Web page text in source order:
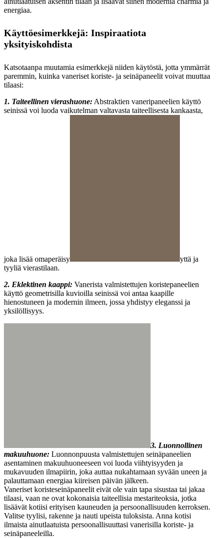
energiaa.
Käyttöesimerkkejä: Inspiraatiota
yksityiskohdista
Katsotaanpa muutamia esimerkkejä niiden käytöstä, jotta ymmärrät
paremmin, kuinka vaneriset koriste- ja seinäpaneelit voivat muuttaa
tilaasi:
1. Taiteellinen vierashuone: Abstraktien vaneripaneelien käyttö
seinissä voi luoda vaikutelman valtavasta taiteellisesta kankaasta,
joka lisää omaperäisy
yttä ja
tyyliä vierastilaan.
2. Eklektinen kaappi: Vanerista valmistettujen koristepaneelien
käyttö geometrisilla kuvioilla seinissä voi antaa kaapille
hienostuneen ja modernin ilmeen, jossa yhdistyy eleganssi ja
yksilöllisyys.
3. Luonnollinen
makuuhuone: Luonnonpuusta valmistettujen seinäpaneelien
asentaminen makuuhuoneeseen voi luoda viihtyisyyden ja
mukavuuden ilmapiirin, joka auttaa nukahtamaan syvään uneen ja
palauttamaan energiaa kiireisen päivän jälkeen.
Vaneriset koristeseinäpaneelit eivät ole vain tapa sisustaa tai jakaa
tilaasi, vaan ne ovat kokonaisia ​​taiteellisia mestariteoksia, jotka
lisäävät kotiisi erityisen kauneuden ja persoonallisuuden kerroksen.
Valitse tyylisi, rakenne ja nauti upeista tuloksista. Anna kotisi
ilmaista ainutlaatuista persoonallisuuttasi vanerisilla koriste- ja
seinäpaneeleilla.